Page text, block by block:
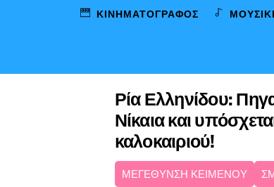
ΚΙΝΗΜΑΤΟΓΡΆΦΟΣ
Ρία Ελληνίδου:
Νίκαια και
καλοκαιριού!
ΜΕΓΕΘΥΝΣΗ ΚΕΙΜΕΝΟΥ